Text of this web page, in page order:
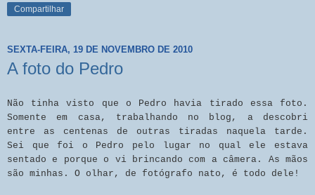
Compartilhar
SEXTA-FEIRA, 19 DE NOVEMBRO DE 2010
A foto do Pedro
Não tinha visto que o Pedro havia tirado essa foto.
Somente em casa, trabalhando no blog, a descobri
entre as centenas de outras tiradas naquela tarde.
Sei que foi o Pedro pelo lugar no qual ele estava
sentado e porque o vi brincando com a câmera. As mãos
são minhas. O olhar, de fotógrafo nato, é todo dele!